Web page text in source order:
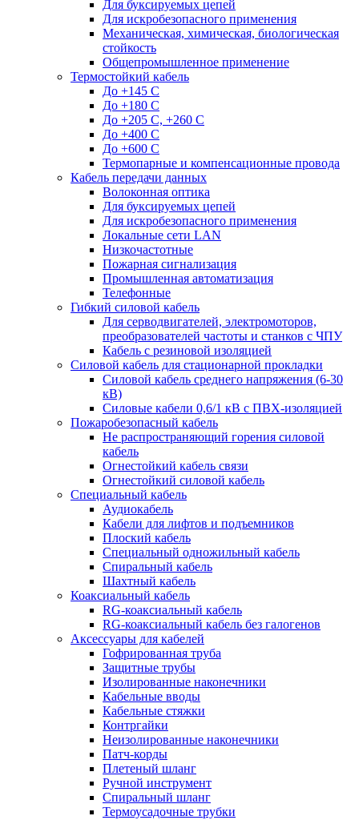
Для буксируемых цепей
Для искробезопасного применения
Механическая, химическая, биологическая
стойкость
Общепромышленное применение
Термостойкий кабель
До +145 С
До +180 C
До +205 С, +260 С
До +400 C
До +600 С
Термопарные и компенсационные провода
Кабель передачи данных
Волоконная оптика
Для буксируемых цепей
Для искробезопасного применения
Локальные сети LAN
Низкочастотные
Пожарная сигнализация
Промышленная автоматизация
Телефонные
Гибкий силовой кабель
Для серводвигателей, электромоторов,
преобразователей частоты и станков с ЧПУ
Кабель с резиновой изоляцией
Силовой кабель для стационарной прокладки
Силовой кабель среднего напряжения (6-30
кВ)
Силовые кабели 0,6/1 кВ с ПВХ-изоляцией
Пожаробезопасный кабель
Не распространяющий горения силовой
кабель
Огнестойкий кабель связи
Огнестойкий силовой кабель
Специальный кабель
Аудиокабель
Кабели для лифтов и подъемников
Плоский кабель
Специальный одножильный кабель
Спиральный кабель
Шахтный кабель
Коаксиальный кабель
RG-коаксиальный кабель
RG-коаксиальный кабель без галогенов
Аксессуары для кабелей
Гофрированная труба
Защитные трубы
Изолированные наконечники
Кабельные вводы
Кабельные стяжки
Контргайки
Неизолированные наконечники
Патч-корды
Плетеный шланг
Ручной инструмент
Спиральный шланг
Термоусадочные трубки